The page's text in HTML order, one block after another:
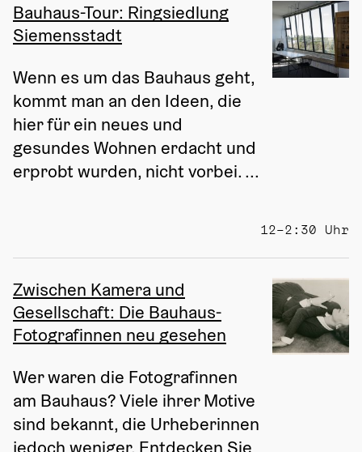
Bauhaus-Tour: Ringsiedlung
Siemensstadt
Wenn es um das Bauhaus geht,
kommt man an den Ideen, die
hier für ein neues und
gesundes Wohnen erdacht und
erprobt wurden, nicht vorbei. ...
12–2:30 Uhr
Zwischen Kamera und
Gesellschaft: Die Bauhaus-
Fotografinnen neu gesehen
Wer waren die Fotografinnen
am Bauhaus? Viele ihrer Motive
sind bekannt, die Urheberinnen